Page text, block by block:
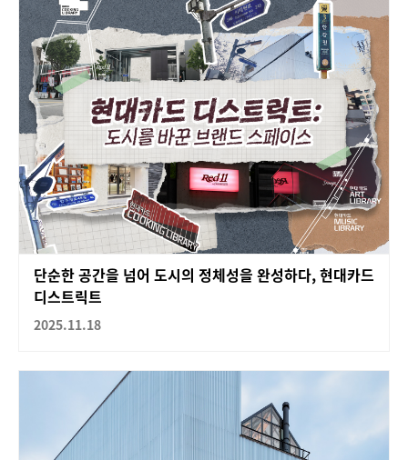
단순한 공간을 넘어 도시의 정체성을 완성하다, 현대카드
디스트릭트
2025.11.18